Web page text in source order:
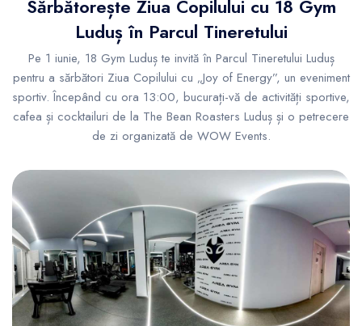
Sărbătorește Ziua Copilului cu 18 Gym
Luduș în Parcul Tineretului
Pe 1 iunie, 18 Gym Luduș te invită în Parcul Tineretului Luduș
pentru a sărbători Ziua Copilului cu „Joy of Energy”, un eveniment
sportiv. Începând cu ora 13:00, bucurați-vă de activități sportive,
cafea și cocktailuri de la The Bean Roasters Luduș și o petrecere
de zi organizată de WOW Events.